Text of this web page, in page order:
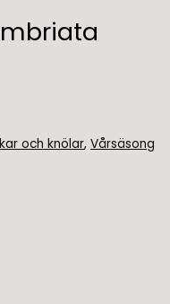
och knölar, Vårsäsong